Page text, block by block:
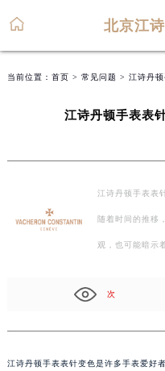
北京江
当前位置： 首页 > 常见问题 > 江诗丹
江诗丹顿手表表
江诗丹顿手表表
随着时间的推移
观，也可能暗示
次
江诗丹顿手表表针变色是许多手表爱好